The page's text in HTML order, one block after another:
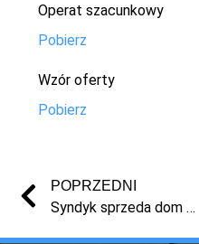
Operat szacunkowy
Pobierz
Wzór oferty
Pobierz
POPRZEDNI
Syndyk sprzeda dom w Toruniu